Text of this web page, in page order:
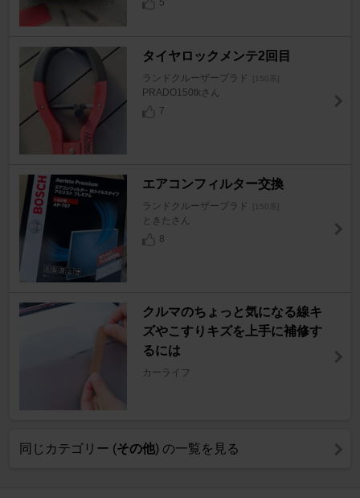
5
タイヤロックメンテ2回目
ランドクルーザープラド [150系]
PRADO150tkさん
7
エアコンフィルター交換
ランドクルーザープラド [150系]
ときたさん
8
クルマのちょっと気になる線キ
ズやこすりキズを上手に補修す
るには
カーライフ
同じカテゴリー (その他) の一覧を見る